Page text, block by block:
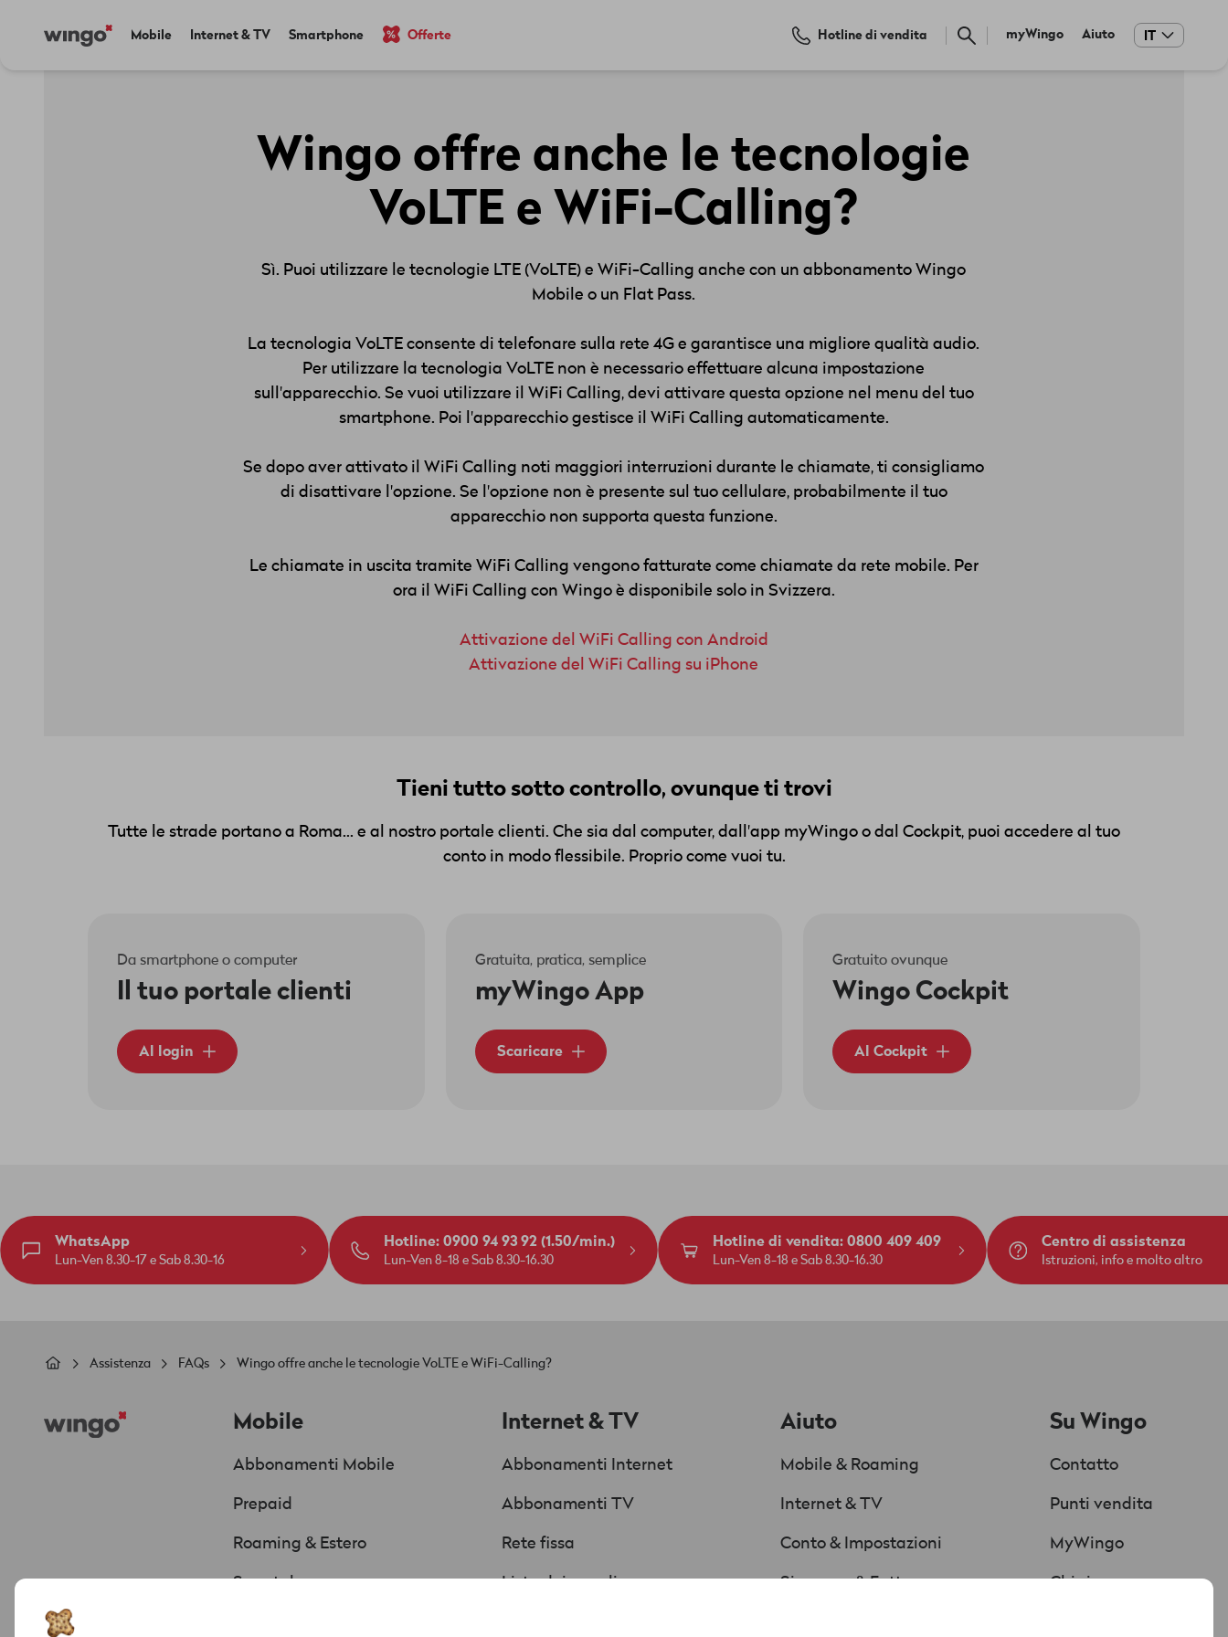
Main
Mobile Internet & TV Smartphone Offerte Hotline di vendita
Meta
myWingo Aiuto IT
Wingo offre anche le tecnologie
VoLTE e WiFi-Calling?
Sì. Puoi utilizzare le tecnologie LTE (VoLTE) e WiFi-Calling anche con un abbonamento Wingo
Mobile o un Flat Pass.
La tecnologia VoLTE consente di telefonare sulla rete 4G e garantisce una migliore qualità audio.
Per utilizzare la tecnologia VoLTE non è necessario effettuare alcuna impostazione
sull'apparecchio. Se vuoi utilizzare il WiFi Calling, devi attivare questa opzione nel menu del tuo
smartphone. Poi l'apparecchio gestisce il WiFi Calling automaticamente.
Se dopo aver attivato il WiFi Calling noti maggiori interruzioni durante le chiamate, ti consigliamo
di disattivare l'opzione. Se l'opzione non è presente sul tuo cellulare, probabilmente il tuo
apparecchio non supporta questa funzione.
Le chiamate in uscita tramite WiFi Calling vengono fatturate come chiamate da rete mobile. Per
ora il WiFi Calling con Wingo è disponibile solo in Svizzera.
Attivazione del WiFi Calling con Android
Attivazione del WiFi Calling su iPhone
Tieni tutto sotto controllo, ovunque ti trovi
Tutte le strade portano a Roma... e al nostro portale clienti. Che sia dal computer, dall'app myWingo o dal Cockpit, puoi accedere al tuo
conto in modo flessibile. Proprio come vuoi tu.
Da smartphone o computer
Il tuo portale clienti
Al login
Gratuita, pratica, semplice
myWingo App
Scaricare
Gratuito ovunque
Wingo Cockpit
Al Cockpit
WhatsApp
Lun-Ven 8.30-17 e Sab 8.30-16
Hotline: 0900 94 93 92 (1.50/min.)
Lun-Ven 8-18 e Sab 8.30-16.30
Hotline di vendita: 0800 409 409
Lun-Ven 8-18 e Sab 8.30-16.30
Centro di assistenza
Istruzioni, info e molto altro
BricioleAssistenza FAQs Wingo offre anche le tecnologie VoLTE e WiFi-Calling?
Mobile
Abbonamenti Mobile
Prepaid
Roaming & Estero
Smartphone
Internet & TV
Abbonamenti Internet
Abbonamenti TV
Rete fissa
Lista dei canali
Aiuto
Mobile & Roaming
Internet & TV
Conto & Impostazioni
Sicurezza & Fattura
Su Wingo
Contatto
Punti vendita
MyWingo
Chi siamo
Chat